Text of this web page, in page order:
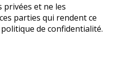
privées et ne les
parties qui rendent ce
de confidentialité.